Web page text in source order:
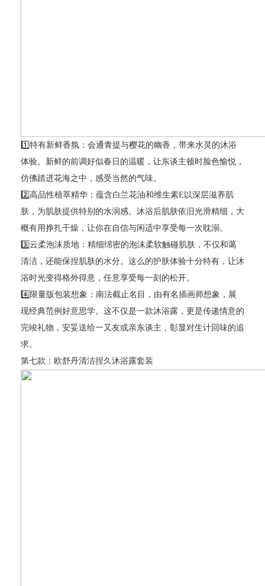
1️⃣特有新鲜香氛：会通青提与樱花的幽香，带来水灵的沐浴
体验。新鲜的前调好似春日的温暖，让东谈主顿时脸色愉悦，
仿佛踏进花海之中，感受当然的气味。
2️⃣高品性植萃精华：蕴含白兰花油和维生素E以深层滋养肌
肤，为肌肤提供特别的水润感。沐浴后肌肤依旧光滑精细，大
概有用挣扎干燥，让你在自信与闲适中享受每一次耽溺。
3️⃣云柔泡沫质地：精细绵密的泡沫柔软触碰肌肤，不仅和蔼
清洁，还能保捏肌肤的水分。这么的护肤体验十分特有，让沐
浴时光变得格外得意，任意享受每一刻的松开。
4️⃣限量版包装想象：南法截止名目，由有名插画师想象，展
现经典范例好意思学。这不仅是一款沐浴露，更是传递情意的
完竣礼物，安妥送给一又友或亲东谈主，彰显对生计回味的追
求。
第七款：欧舒丹清洁捏久沐浴露套装